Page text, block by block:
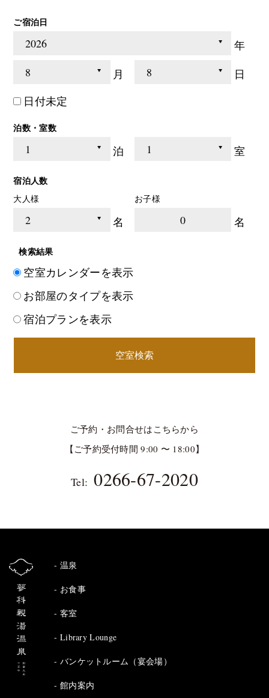
ご宿泊日
年
月
日
日付未定
泊数・室数
泊 室
宿泊人数
大人様
名
お子様
0 名
検索結果
空室カレンダーを表示
お部屋のタイプを表示
宿泊プランを表示
空室検索
ご予約・お問合せはこちらから
【ご予約受付時間 9:00 〜 18:00】
Tel: 0266-67-2020
温泉
お食事
客室
Library Lounge
バンケットルーム（宴会場）
館内案内